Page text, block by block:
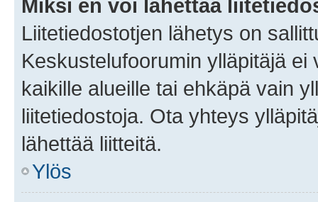
Miksi en voi lähettää
Liitetiedostotjen lähetys on
Keskustelufoorumin ylläpitäjä
kaikille alueille tai ehkäpä vain
liitetiedostoja. Ota yhteys
lähettää liitteitä.
Ylös